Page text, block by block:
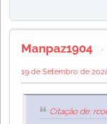
Manpaz1904
19 de Setembro de
Citação de: